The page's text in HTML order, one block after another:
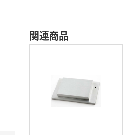
関連商品